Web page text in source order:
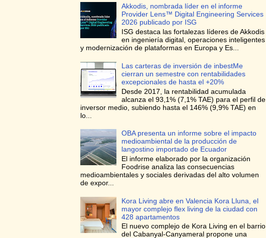
Akkodis, nombrada líder en el informe
Provider Lens™ Digital Engineering Services
2026 publicado por ISG
ISG destaca las fortalezas líderes de Akkodis
en ingeniería digital, operaciones inteligentes
y modernización de plataformas en Europa y Es...
Las carteras de inversión de inbestMe
cierran un semestre con rentabilidades
excepcionales de hasta el +20%
Desde 2017, la rentabilidad acumulada
alcanza el 93,1% (7,1% TAE) para el perfil de
inversor medio, subiendo hasta el 146% (9,9% TAE) en
lo...
OBA presenta un informe sobre el impacto
medioambiental de la producción de
langostino importado de Ecuador
El informe elaborado por la organización
Foodrise analiza las consecuencias
medioambientales y sociales derivadas del alto volumen
de expor...
Kora Living abre en Valencia Kora Lluna, el
mayor complejo flex living de la ciudad con
428 apartamentos
El nuevo complejo de Kora Living en el barrio
del Cabanyal-Canyameral propone una